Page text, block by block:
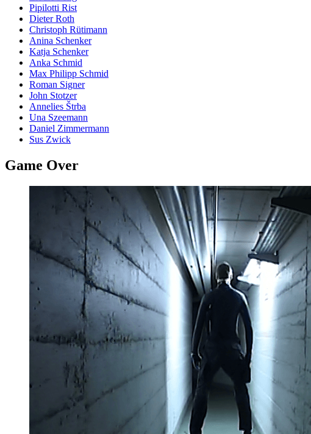
Pipilotti Rist
Dieter Roth
Christoph Rütimann
Anina Schenker
Katja Schenker
Anka Schmid
Max Philipp Schmid
Roman Signer
John Stotzer
Annelies Štrba
Una Szeemann
Daniel Zimmermann
Sus Zwick
Game Over